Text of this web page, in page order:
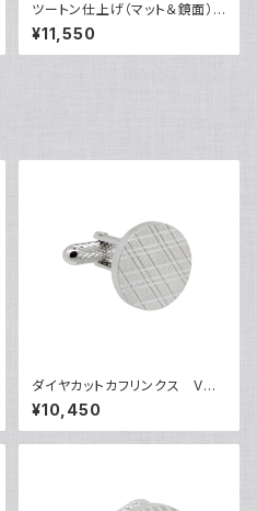
ツートン仕上げ（マット＆鏡面）カ
フリンクス VQC-0806
¥11,550
ダイヤカットカフリンクス VQC
-0702
¥10,450